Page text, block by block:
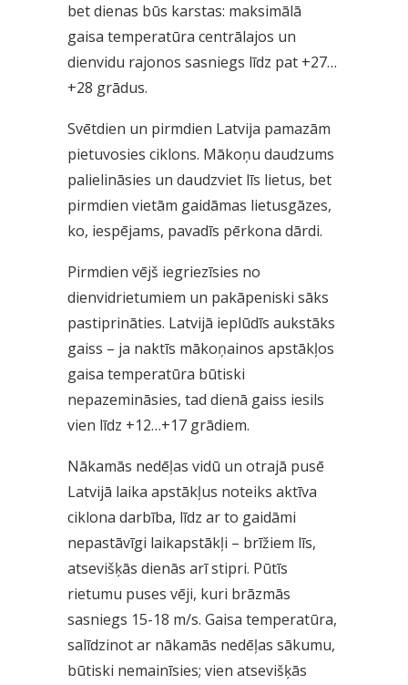
bet dienas būs karstas: maksimālā
gaisa temperatūra centrālajos un
dienvidu rajonos sasniegs līdz pat +27…
+28 grādus.
Svētdien un pirmdien Latvija pamazām
pietuvosies ciklons. Mākoņu daudzums
palielināsies un daudzviet līs lietus, bet
pirmdien vietām gaidāmas lietusgāzes,
ko, iespējams, pavadīs pērkona dārdi.
Pirmdien vējš iegriezīsies no
dienvidrietumiem un pakāpeniski sāks
pastiprināties. Latvijā ieplūdīs aukstāks
gaiss – ja naktīs mākoņainos apstākļos
gaisa temperatūra būtiski
nepazemināsies, tad dienā gaiss iesils
vien līdz +12…+17 grādiem.
Nākamās nedēļas vidū un otrajā pusē
Latvijā laika apstākļus noteiks aktīva
ciklona darbība, līdz ar to gaidāmi
nepastāvīgi laikapstākļi – brīžiem līs,
atsevišķās dienās arī stipri. Pūtīs
rietumu puses vēji, kuri brāzmās
sasniegs 15-18 m/s. Gaisa temperatūra,
salīdzinot ar nākamās nedēļas sākumu,
būtiski nemainīsies; vien atsevišķās